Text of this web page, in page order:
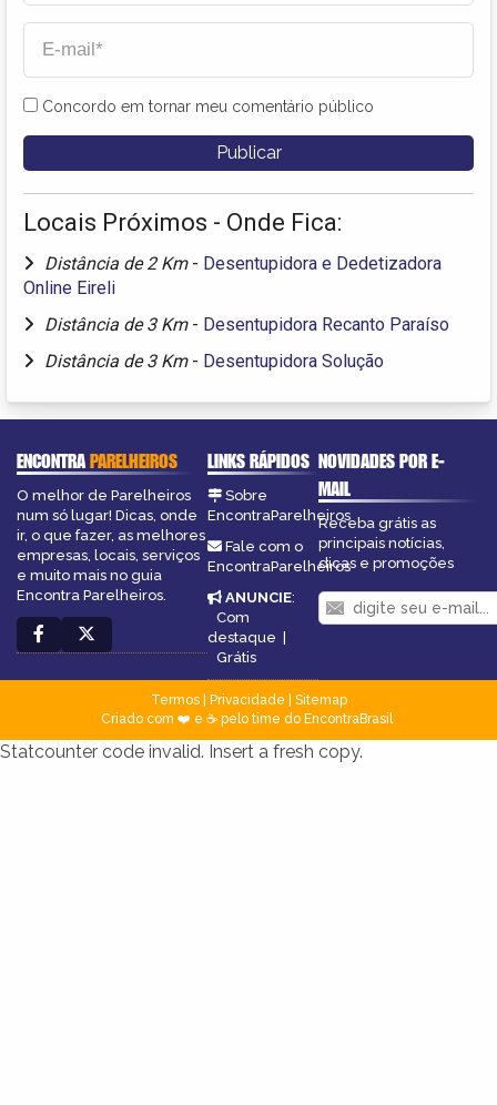
Concordo em tornar meu comentário público
Locais Próximos - Onde Fica:
Distância de 2 Km - Desentupidora e Dedetizadora
Online Eireli
Distância de 3 Km - Desentupidora Recanto Paraíso
Distância de 3 Km - Desentupidora Solução
ENCONTRAPARELHEIROS
O melhor de Parelheiros
num só lugar! Dicas, onde
ir, o que fazer, as melhores
empresas, locais, serviços
e muito mais no guia
Encontra Parelheiros.
LINKS RÁPIDOS
Sobre
EncontraParelheiros
Fale com o
EncontraParelheiros
ANUNCIE:
Com
destaque |
Grátis
NOVIDADES POR E-
MAIL
Receba grátis as
principais notícias,
dicas e promoções
Termos| Privacidade
Sitemap
Criado com ❤️ e ☕ pelo time do EncontraBrasil
Statcounter code invalid. Insert a fresh copy.